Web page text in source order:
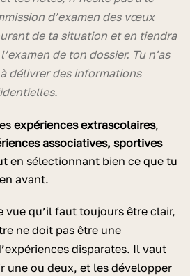
d’examen des vœux
de ta situation et en tiendra
de ton dossier. Tu n'as
délivrer des informations
expériences extrascolaires,
associatives, sportives
en sélectionnant bien ce que tu
avant.
vue qu’il faut toujours être clair,
ne doit pas être une
disparates. Il vaut
une ou deux, et les développer